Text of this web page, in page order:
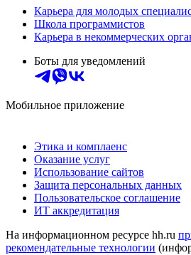
Карьера для молодых
Школа программистов
Карьера в некоммерческих
Боты для уведомлений
Мобильное приложение
Этика и комплаенс
Оказание услуг
Использование сайтов
Защита персональных данных
Пользовательское соглашение
ИТ аккредитация
На информационном ресурсе hh.ru
рекомендательные технологии